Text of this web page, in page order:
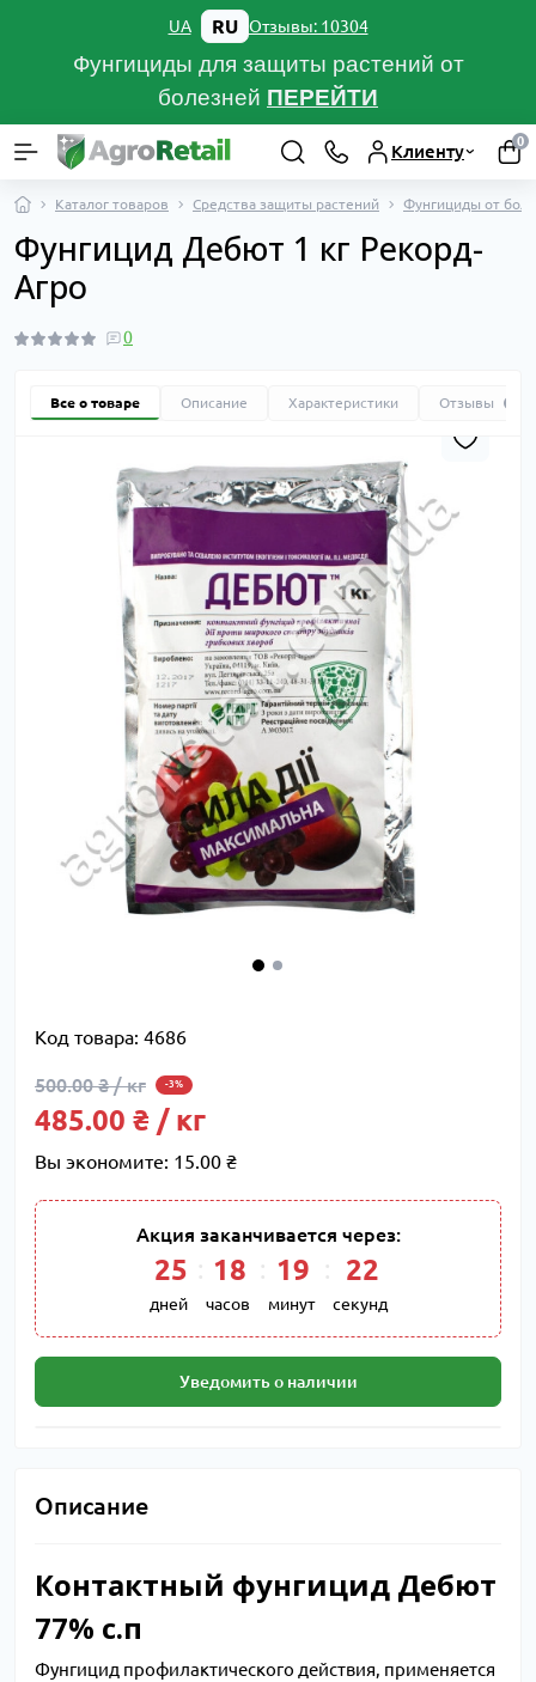
UA RU
Фунгициды для защиты растений от
болезней ПЕРЕЙТИ
Отзывы: 10304
Клиенту
0
Каталог товаров Средства защиты растений Фунгициды от
Фунгицид Дебют 1 кг Рекорд-
Агро
0
Все о товаре Описание Характеристики Отзывы
Код товара: 4686
500.00 ₴ / кг -3%
485.00 ₴ / кг
Вы экономите: 15.00 ₴
Акция заканчивается через:
25
дней
: 18
часов
: 19
минут
: 21
секунд
Уведомить о наличии
Описание
Контактный фунгицид Дебют
77% с.п
Фунгицид профилактического действия, применяется